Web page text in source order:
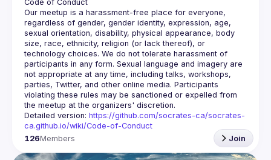
Our meetup is a harassment-free place for everyone,
regardless of gender, gender identity, expression, age,
sexual orientation, disability, physical appearance, body
size, race, ethnicity, religion (or lack thereof), or
technology choices. We do not tolerate harassment of
participants in any form. Sexual language and imagery are
not appropriate at any time, including talks, workshops,
parties, Twitter, and other online media. Participants
violating these rules may be sanctioned or expelled from
Detailed version: https://github.com/socrates-ca/socrates-
ca.github.io/wiki/Code-of-Conduct
126Members Join